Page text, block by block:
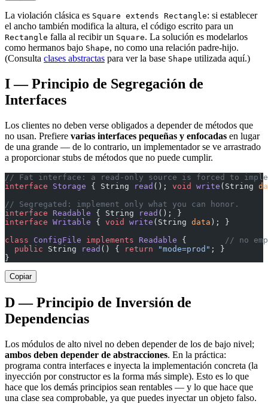
La violación clásica es Square extends Rectangle: si establecer
el ancho también modifica la altura, el código escrito para un
Rectangle falla al recibir un Square. La solución es modelarlos
como hermanos bajo Shape, no como una relación padre-hijo.
(Consulta clases abstractas para ver la base Shape utilizada aquí.)
I — Principio de Segregación de
Interfaces
Los clientes no deben verse obligados a depender de métodos que
no usan. Prefiere varias interfaces pequeñas y enfocadas en lugar
de una grande — de lo contrario, un implementador se ve arrastrado
a proporcionar stubs de métodos que no puede cumplir.
// Fat interface: a read-only source is forced to
interface Storage { String read (); void write (String
// Segregated: implement only what you can honor.
interface Readable { String read (); }
interface Writable { void write (String data ); }
class ConfigFile implements Readable {
// no
  public
String read () { return "mode=prod" ; }
}
Copiar
D — Principio de Inversión de
Dependencias
Los módulos de alto nivel no deben depender de los de bajo nivel;
ambos deben depender de abstracciones. En la práctica:
programa contra interfaces e inyecta la implementación concreta (la
inyección por constructor es la forma más simple). Esto es lo que
hace que los demás principios sean rentables — y lo que hace que
una clase sea comprobable, ya que puedes inyectar un objeto falso.